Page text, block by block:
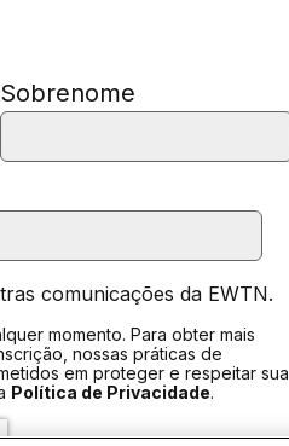
Sobrenome
comunicações da EWTN.
momento. Para obter mais
nossas práticas de
em proteger e respeitar sua
Política de Privacidade.